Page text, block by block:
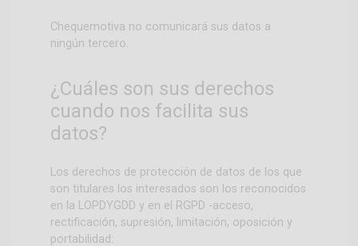
Chequemotiva no comunicará sus datos a
ningún tercero.
¿Cuáles son sus derechos
cuando nos facilita sus
datos?
Los derechos de protección de datos de los que
son titulares los interesados son los reconocidos
en la LOPDYGDD y en el RGPD -acceso,
rectificación, supresión, limitación, oposición y
portabilidad: